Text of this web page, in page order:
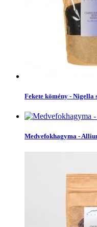
Fekete kömény - Nigella
Medvefokhagyma -